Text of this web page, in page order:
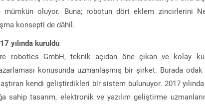
mümkün oluyor. Buna; robotun dört eklem zincirlerini
konsepti de dâhil.
yılında kuruldu
robotics GmbH, teknik açıdan öne çıkan ve kolay
konusunda uzmanlaşmış bir şirket. Burada
kendi geliştirdikleri bir sistem bulunuyor. 2017
sahip tasarım, elektronik ve yazılım geliştirme